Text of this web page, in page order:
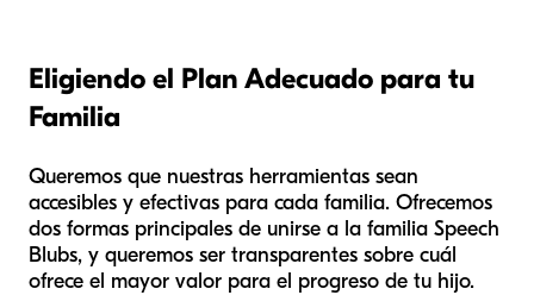
Eligiendo el Plan Adecuado para tu
Familia
Queremos que nuestras herramientas sean
accesibles y efectivas para cada familia. Ofrecemos
dos formas principales de unirse a la familia Speech
Blubs, y queremos ser transparentes sobre cuál
ofrece el mayor valor para el progreso de tu hijo.